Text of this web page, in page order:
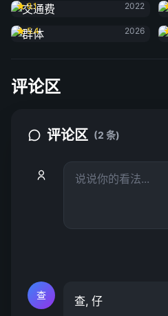
8.1
2022
群体
5.4
2026
评论区
评论区 (2 条)
查 查, 仔